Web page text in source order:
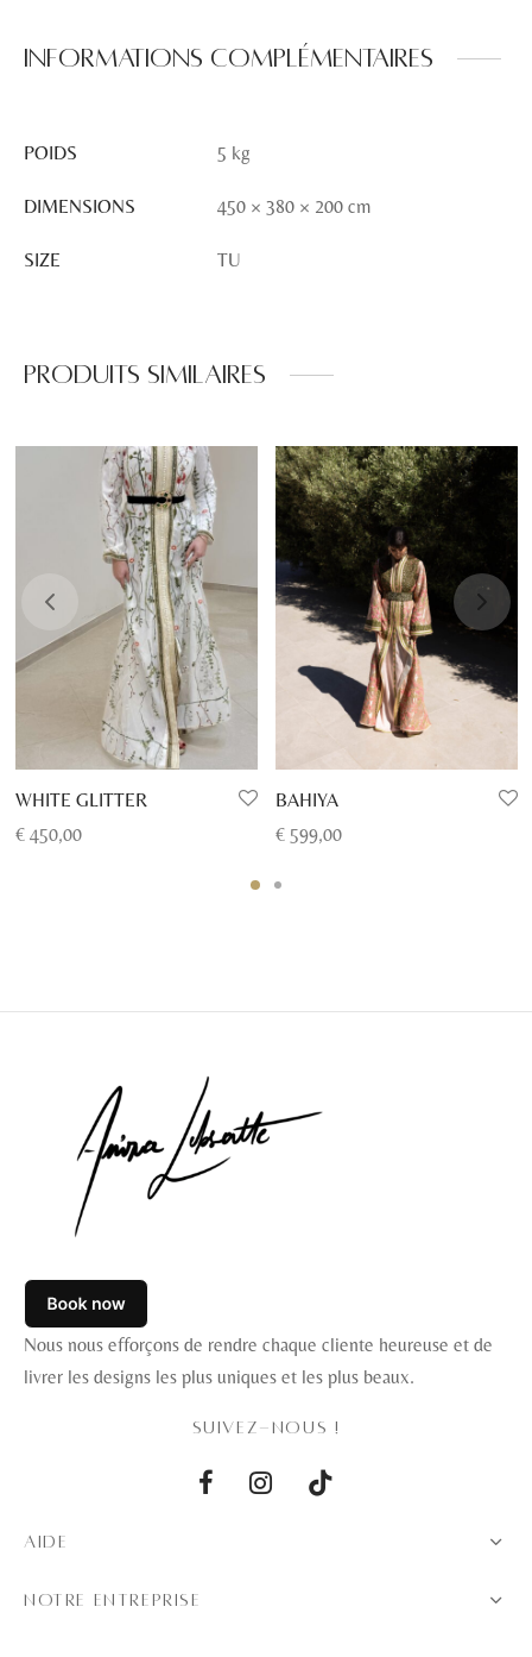
Informations complémentaires
POIDS 5 kg
DIMENSIONS 450 × 380 × 200 cm
SIZE TU
Produits similaires
WHITE GLITTER
€450,00
BAHIYA
€599,00
Nous nous efforçons de rendre chaque cliente heureuse et de
livrer les designs les plus uniques et les plus beaux.
SUIVEZ-NOUS !
AIDE
NOTRE ENTREPRISE